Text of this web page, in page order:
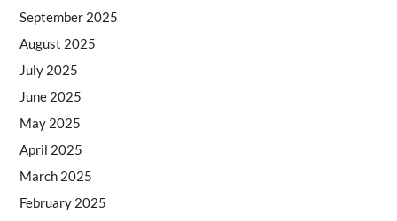
September 2025
August 2025
July 2025
June 2025
May 2025
April 2025
March 2025
February 2025